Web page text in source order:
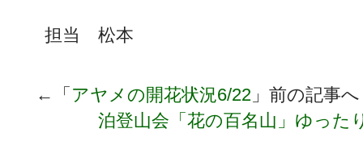
担当 松本
←「 アヤメの開花状況6/22 」前の記
泊登山会「花の百名山」ゆった